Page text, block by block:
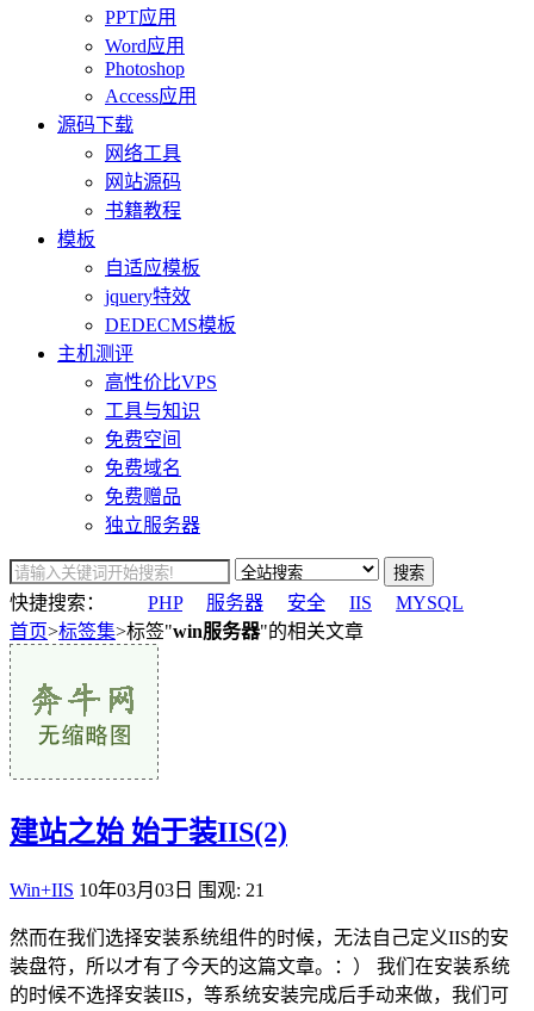
PPT应用
Word应用
Photoshop
Access应用
源码下载
网络工具
网站源码
书籍教程
模板
自适应模板
jquery特效
DEDECMS模板
主机测评
高性价比VPS
工具与知识
免费空间
免费域名
免费赠品
独立服务器
搜索
快捷搜索： PHP 服务器 安全 IIS
MYSQL
首页>标签集>标签"win服务器"的相关文章
建站之始 始于装IIS(2)
Win+IIS 10年03月03日 围观: 21
然而在我们选择安装系统组件的时候，无法自己定义IIS的安
装盘符，所以才有了今天的这篇文章。：） 我们在安装系统
的时候不选择安装IIS，等系统安装完成后手动来做，我们可